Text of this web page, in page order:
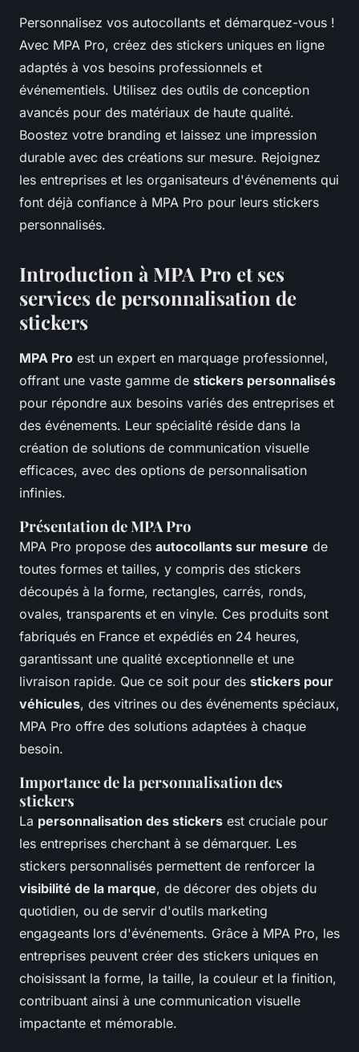
Personnalisez vos autocollants et démarquez-vous !
Avec MPA Pro, créez des stickers uniques en ligne
adaptés à vos besoins professionnels et
événementiels. Utilisez des outils de conception
avancés pour des matériaux de haute qualité.
Boostez votre branding et laissez une impression
durable avec des créations sur mesure. Rejoignez
les entreprises et les organisateurs d'événements qui
font déjà confiance à MPA Pro pour leurs stickers
personnalisés.
Introduction à MPA Pro et ses
services de personnalisation de
stickers
MPA Pro est un expert en marquage professionnel,
offrant une vaste gamme de stickers personnalisés
pour répondre aux besoins variés des entreprises et
des événements. Leur spécialité réside dans la
création de solutions de communication visuelle
efficaces, avec des options de personnalisation
infinies.
Présentation de MPA Pro
MPA Pro propose des autocollants sur mesure de
toutes formes et tailles, y compris des stickers
découpés à la forme, rectangles, carrés, ronds,
ovales, transparents et en vinyle. Ces produits sont
fabriqués en France et expédiés en 24 heures,
garantissant une qualité exceptionnelle et une
livraison rapide. Que ce soit pour des stickers pour
véhicules, des vitrines ou des événements spéciaux,
MPA Pro offre des solutions adaptées à chaque
besoin.
Importance de la personnalisation des
stickers
La personnalisation des stickers est cruciale pour
les entreprises cherchant à se démarquer. Les
stickers personnalisés permettent de renforcer la
visibilité de la marque, de décorer des objets du
quotidien, ou de servir d'outils marketing
engageants lors d'événements. Grâce à MPA Pro, les
entreprises peuvent créer des stickers uniques en
choisissant la forme, la taille, la couleur et la finition,
contribuant ainsi à une communication visuelle
impactante et mémorable.